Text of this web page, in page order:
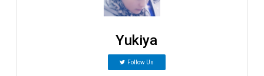
Yukiya
Follow Us